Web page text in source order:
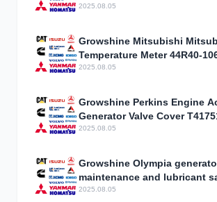
2025.08.05
Growshine Mitsubishi
Temperature Meter 44R40-
Diagnosis
2025.08.05
Growshine Perkins Engine
Generator Valve Cover
2025.08.05
Growshine Olympia
maintenance and lubricant
2025.08.05